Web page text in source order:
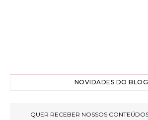
NOVIDADES DO BLOG